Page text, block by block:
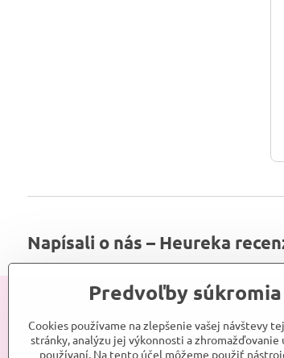
Napísali o nás – Heureka
Informácie
Srdce Anjelky
Predvoľby súkromia
Cookies používame na zlepšenie vašej návštevy
stránky, analýzu jej výkonnosti a zhromažďovanie
používaní. Na tento účel môžeme použiť